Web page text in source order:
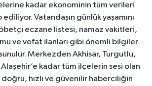
kadar ekonominin tüm verileri
Vatandaşın günlük yaşamını
eczane listesi, namaz vakitleri,
ve vefat ilanları gibi önemli bilgiler
Merkezden Akhisar, Turgutlu,
kadar tüm ilçelerin sesi olan
hızlı ve güvenilir haberciliğin